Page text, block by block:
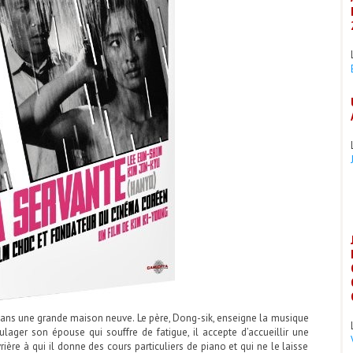
une grande maison neuve. Le père, Dong-sik, enseigne la musique
son épouse qui souffre de fatigue, il accepte d’accueillir une
à qui il donne des cours particuliers de piano et qui ne le laisse